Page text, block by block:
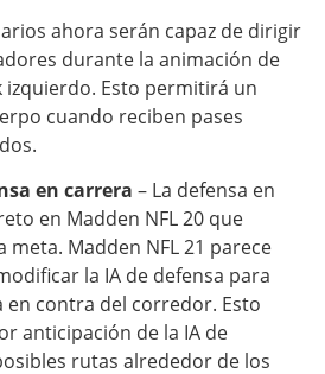
ahora serán capaz de dirigir
durante la animación de
izquierdo. Esto permitirá un
cuando reciben pases
en carrera – La defensa en
en Madden NFL 20 que
meta. Madden NFL 21 parece
la IA de defensa para
en contra del corredor. Esto
anticipación de la IA de
rutas alrededor de los